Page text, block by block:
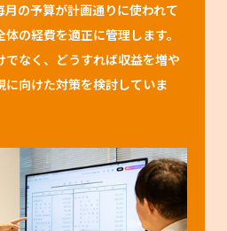
月の予算が計画通りに使われて
の経費を適正に管理します。
なく、どうすれば収益を増や
向けた対策を検討していま